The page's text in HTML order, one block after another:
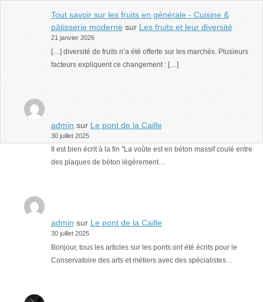
Tout savoir sur les fruits en générale - Cuisine &
pâtisserie modernesur Les fruits et leur diversité
21 janvier 2026
[…] diversité de fruits n’a été offerte sur les marchés. Plusieurs
facteurs expliquent ce changement : […]
admin sur Le pont de la Caille
30 juillet 2025
Il est bien écrit à la fin "La voûte est en béton massif coulé entre
des plaques de béton légèrement…
admin sur Le pont de la Caille
30 juillet 2025
Bonjour, tous les articles sur les ponts ont été écrits pour le
Conservatoire des arts et métiers avec des spécialistes…